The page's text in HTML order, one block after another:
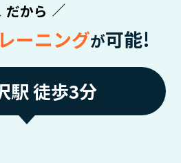
だから
ーニングが可能!
駅 徒歩3分